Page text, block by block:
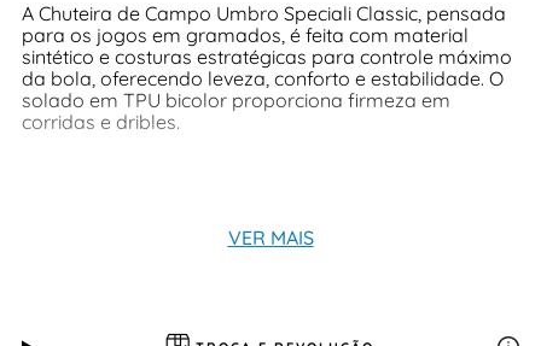
A Chuteira de Campo Umbro Speciali Classic, pensada
para os jogos em gramados, é feita com material
sintético e costuras estratégicas para controle máximo
da bola, oferecendo leveza, conforto e estabilidade. O
solado em TPU bicolor proporciona firmeza em
corridas e dribles.
VER MAIS